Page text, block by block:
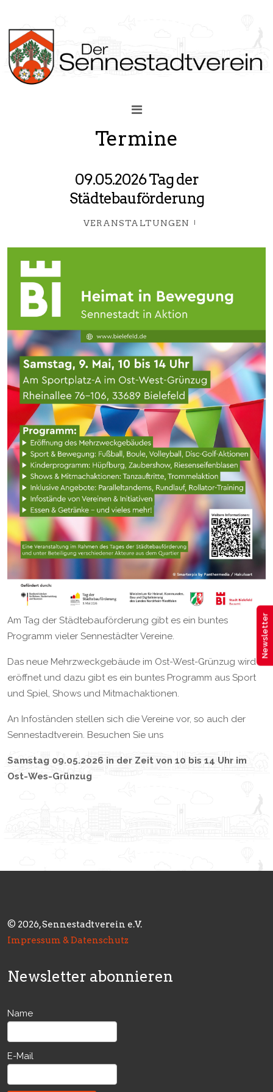
Newsletter
Termine
09.05.2026 Tag der
Städtebauförderung
VERANSTALTUNGEN
Am Tag der Städtebauförderung gibt es ein buntes
Programm vieler Sennestädter Vereine.
Das neue Mehrzweckgebäude im Ost-West-Grünzug wird
eröffnet und dazu gibt es ein buntes Programm aus Sport
und Spiel, Shows und Mitmachaktionen.
An Infoständen stellen sich die Vereine vor, so auch der
Sennestadtverein. Besuchen Sie uns
Samstag 09.05.2026 in der Zeit von 10 bis 14 Uhr im
Ost-Wes-Grünzug
© 2026, Sennestadtverein e.V.
Impressum & Datenschutz
Newsletter abonnieren
Name
E-Mail